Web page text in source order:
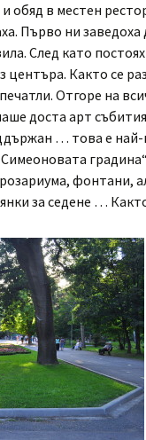
обяд в местен
Първо ни
След като
центъра. Както се
Отгоре на
доста арт
… това е най-
розариума, фонтани,
за седене …